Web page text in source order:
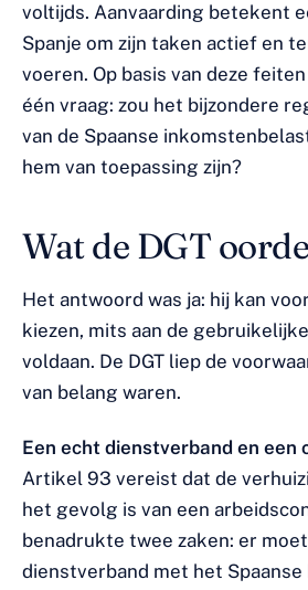
voltijds. Aanvaarding betekent
Spanje om zijn taken actief en
voeren. Op basis van deze
één vraag: zou het bijzondere
van de Spaanse
hem van toepassing zijn?
Wat de DGT
Het antwoord was ja: hij kan
kiezen, mits aan de
voldaan. De DGT liep de
van belang waren.
Een echt dienstverband en een
Artikel 93 vereist dat de
het gevolg is van een
benadrukte twee zaken: er
dienstverband met het